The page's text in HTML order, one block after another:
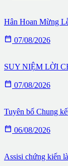
Hân Hoan Mừng
 07/08/2026
SUY NIỆM LỜI
 07/08/2026
Tuyên bố Chung
 06/08/2026
Assisi chứng kiến